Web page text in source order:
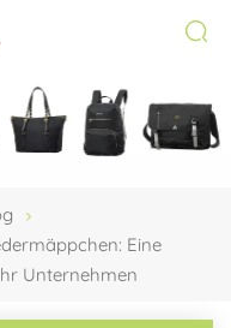
Eine
Unternehmen